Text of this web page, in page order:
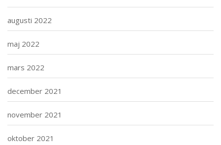
augusti 2022
maj 2022
mars 2022
december 2021
november 2021
oktober 2021